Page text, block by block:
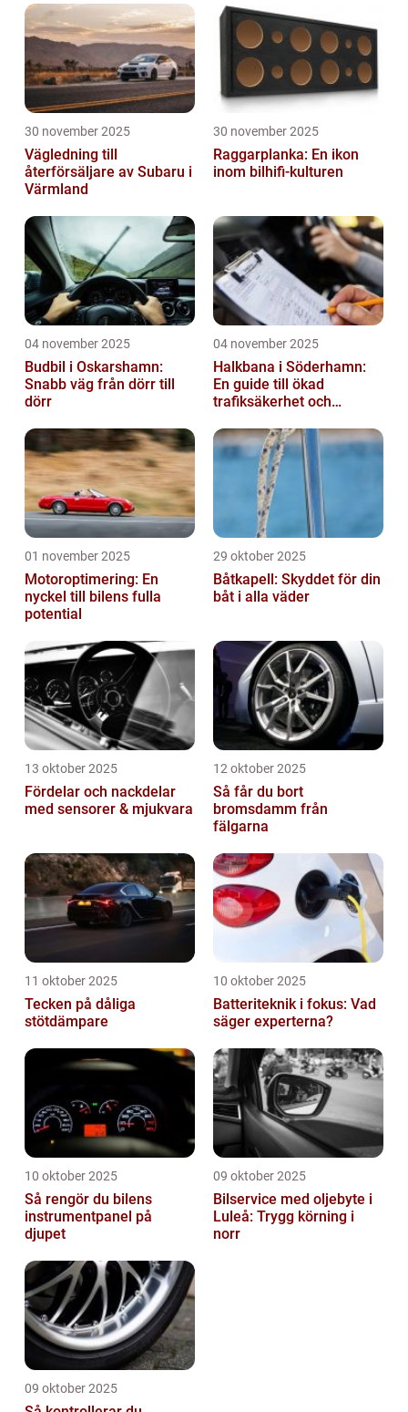
30 november 2025
Vägledning till
återförsäljare av Subaru i
Värmland
30 november 2025
Raggarplanka: En ikon
inom bilhifi-kulturen
04 november 2025
Budbil i Oskarshamn:
Snabb väg från dörr till
dörr
04 november 2025
Halkbana i Söderhamn:
En guide till ökad
trafiksäkerhet och
01 november 2025
Motoroptimering: En
nyckel till bilens fulla
potential
29 oktober 2025
Båtkapell: Skyddet för din
båt i alla väder
13 oktober 2025
Fördelar och nackdelar
med sensorer & mjukvara
12 oktober 2025
Så får du bort
bromsdamm från
fälgarna
11 oktober 2025
Tecken på dåliga
stötdämpare
10 oktober 2025
Batteriteknik i fokus: Vad
säger experterna?
10 oktober 2025
Så rengör du bilens
instrumentpanel på
djupet
09 oktober 2025
Bilservice med oljebyte i
Luleå: Trygg körning i
norr
09 oktober 2025